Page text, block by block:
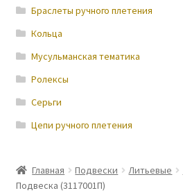
Браслеты ручного плетения
Кольца
Мусульманская тематика
Ролексы
Серьги
Цепи ручного плетения
Главная Подвески Литьевые
Подвеска (3117001П)